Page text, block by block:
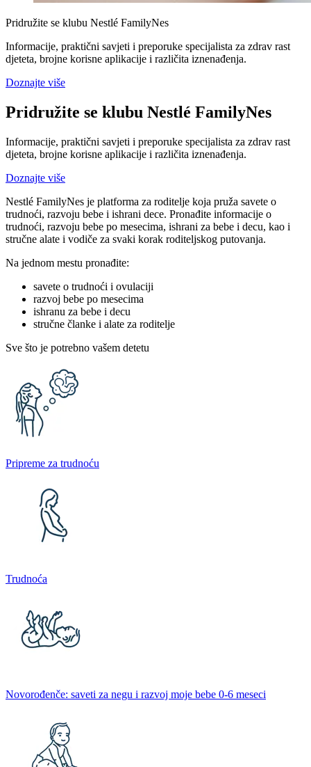
Pridružite se klubu Nestlé FamilyNes
Informacije, praktični savjeti i preporuke specijalista za zdrav rast
djeteta, brojne korisne aplikacije i različita iznenađenja.
Doznajte više
Pridružite se klubu Nestlé FamilyNes
Informacije, praktični savjeti i preporuke specijalista za zdrav rast
djeteta, brojne korisne aplikacije i različita iznenađenja.
Doznajte više
Nestlé FamilyNes je platforma za roditelje koja pruža savete o
trudnoći, razvoju bebe i ishrani dece. Pronađite informacije o
trudnoći, razvoju bebe po mesecima, ishrani za bebe i decu, kao i
stručne alate i vodiče za svaki korak roditeljskog putovanja.
Na jednom mestu pronađite:
savete o trudnoći i ovulaciji
razvoj bebe po mesecima
ishranu za bebe i decu
stručne članke i alate za roditelje
Sve što je potrebno vašem detetu
Pripreme za trudnoću
Trudnoća
Novorođenče: saveti za negu i razvoj moje bebe 0-6 meseci